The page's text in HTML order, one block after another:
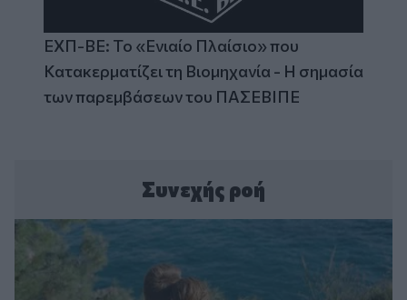
ΕΧΠ-ΒΕ: Το «Ενιαίο Πλαίσιο» που
Κατακερματίζει τη Βιομηχανία - Η σημασία
των παρεμβάσεων του ΠΑΣΕΒΙΠΕ
Συνεχής ροή